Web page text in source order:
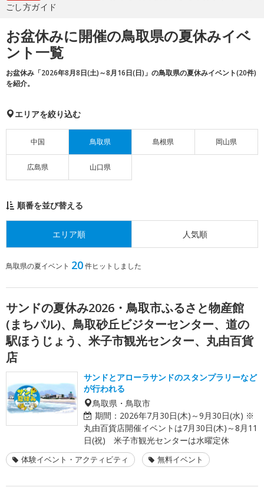
ごし方ガイド
お盆休みに開催の鳥取県の夏休みイベ
ント一覧
お盆休み「2026年8月8日(土)～8月16日(日)」の鳥取県の夏休みイベント(20件)
を紹介。
エリアを絞り込む
中国 鳥取県 島根県 岡山県
広島県 山口県
順番を並び替える
エリア順 人気順
鳥取県の夏イベント 20件ヒットしました
サンドの夏休み2026・鳥取市ふるさと物産館
(まちパル)、鳥取砂丘ビジターセンター、道の
駅ほうじょう、米子市観光センター、丸由百貨
店
サンドとアローラサンドのスタンプラリーなど
が行われる
鳥取県・鳥取市
期間： 2026年7月30日(木)～9月30日(水) ※
丸由百貨店開催イベントは7月30日(木)～8月11
日(祝) 米子市観光センターは水曜定休
体験イベント・アクティビティ 無料イベント